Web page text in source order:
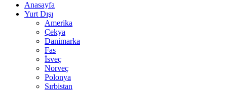
Anasayfa
Yurt Dışı
Amerika
Çekya
Danimarka
Fas
İsveç
Norveç
Polonya
Sırbistan